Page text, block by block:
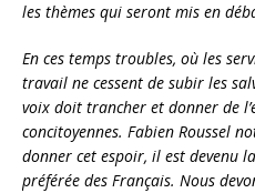
les thèmes qui seront mis en
En ces temps troubles, où les
travail ne cessent de subir les
voix doit trancher et donner de
concitoyennes. Fabien Roussel
donner cet espoir, il est devenu
préférée des Français. Nous